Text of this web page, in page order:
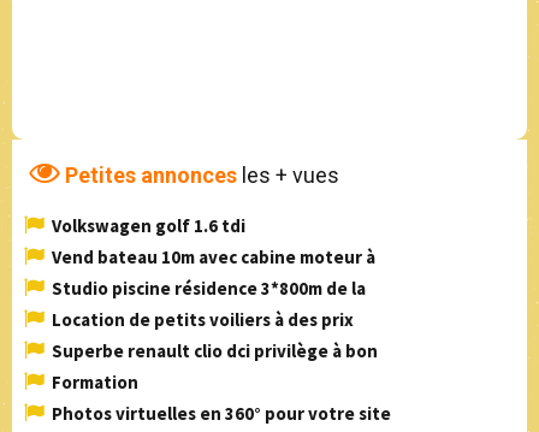
Petites annonces les + vues
Volkswagen golf 1.6 tdi
Vend bateau 10m avec cabine moteur à
Studio piscine résidence 3*800m de la
Location de petits voiliers à des prix
Superbe renault clio dci privilège à bon
Formation
Photos virtuelles en 360° pour votre site